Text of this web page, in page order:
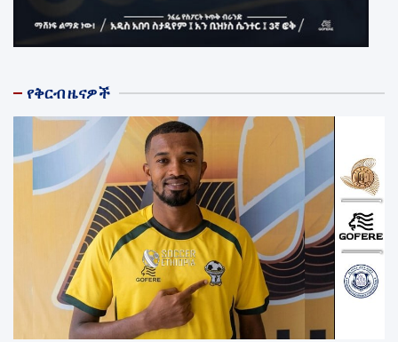
የቅርብ ዜናዎች